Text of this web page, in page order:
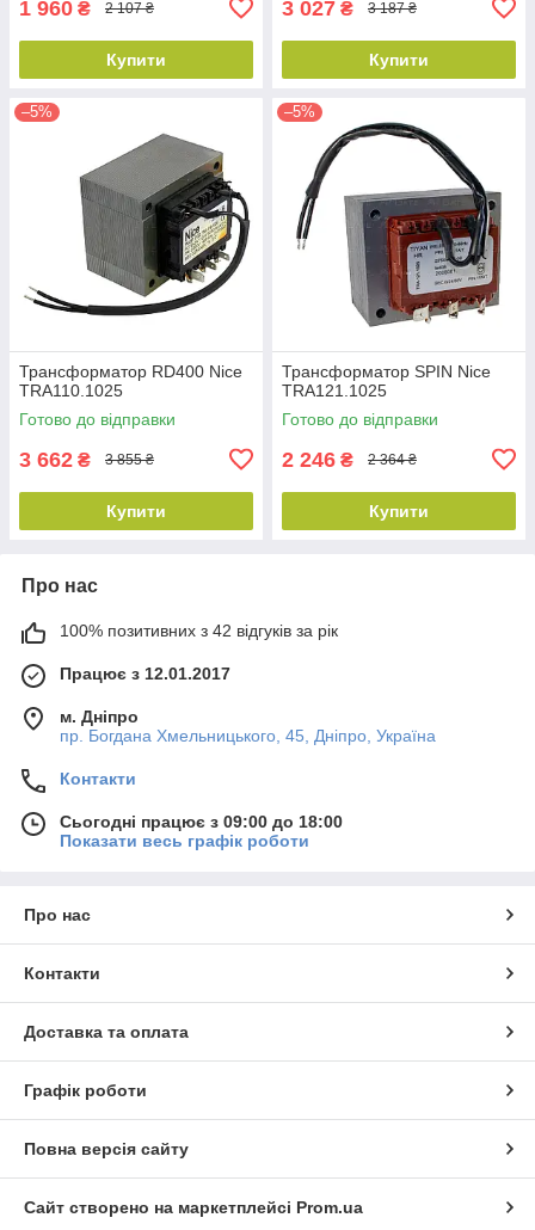
1 960 ₴ 2 107 ₴
Купити
3 027 ₴ 3 187 ₴
Купити
–5%
Трансформатор RD400 Nice
TRA110.1025
Готово до відправки
3 662 ₴ 3 855 ₴
Купити
–5%
Трансформатор SPIN Nice
TRA121.1025
Готово до відправки
2 246 ₴ 2 364 ₴
Купити
Про нас
100% позитивних з 42 відгуків за рік
Працює з 12.01.2017
м. Дніпро
пр. Богдана Хмельницького, 45, Дніпро, Україна
Контакти
Сьогодні працює з 09:00 до 18:00
Показати весь графік роботи
Про нас
Контакти
Доставка та оплата
Графік роботи
Повна версія сайту
Сайт створено на маркетплейсі Prom.ua